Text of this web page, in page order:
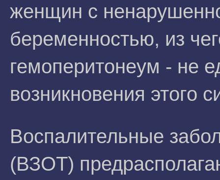
женщин с
беременностью, из
гемоперитонеум - не
возникновения этого
Воспалительные
(ВЗОТ)